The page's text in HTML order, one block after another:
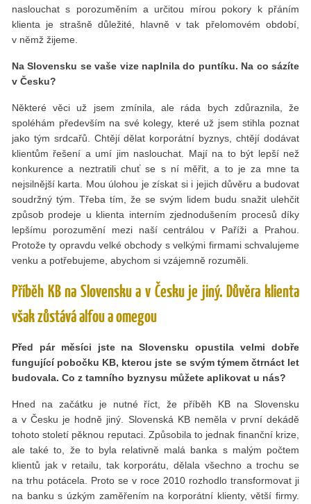
naslouchat s porozuměním a určitou mírou pokory k přáním
klienta je strašně důležité, hlavně v tak přelomovém období,
v němž žijeme.
Na Slovensku se vaše vize naplnila do puntíku. Na co sázíte
v Česku?
Některé věci už jsem zmínila, ale ráda bych zdůraznila, že
spoléhám především na své kolegy, které už jsem stihla poznat
jako tým srdcařů. Chtějí dělat korporátní byznys, chtějí dodávat
klientům řešení a umí jim naslouchat. Mají na to být lepší než
konkurence a neztratili chuť se s ní měřit, a to je za mne ta
nejsilnější karta. Mou úlohou je získat si i jejich důvěru a budovat
soudržný tým. Třeba tím, že se svým lidem budu snažit ulehčit
způsob prodeje u klienta interním zjednodušením procesů díky
lepšímu porozumění mezi naší centrálou v Paříži a Prahou.
Protože ty opravdu velké obchody s velkými firmami schvalujeme
venku a potřebujeme, abychom si vzájemně rozuměli.
Příběh KB na Slovensku a v Česku je jiný. Důvěra klienta
však zůstává alfou a omegou
Před pár měsíci jste na Slovensku opustila velmi dobře
fungující pobočku KB, kterou jste se svým týmem čtrnáct let
budovala. Co z tamního byznysu můžete aplikovat u nás?
Hned na začátku je nutné říct, že příběh KB na Slovensku
a v Česku je hodně jiný. Slovenská KB neměla v první dekádě
tohoto století pěknou reputaci. Způsobila to jednak finanční krize,
ale také to, že to byla relativně malá banka s malým počtem
klientů jak v retailu, tak korporátu, dělala všechno a trochu se
na trhu potácela. Proto se v roce 2010 rozhodlo transformovat ji
na banku s úzkým zaměřením na korporátní klienty, větší firmy.